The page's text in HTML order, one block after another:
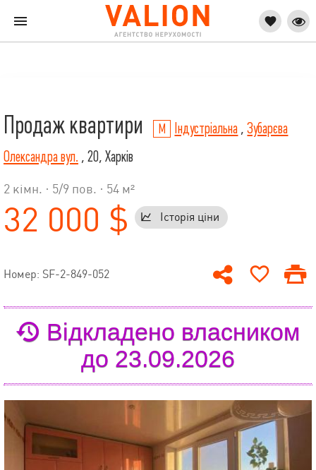
Продаж квартири Індустріальна ,Зубарєва
Олександра вул. , 20, Харків
2 кімн. · 5/9 пов. · 54 м²
32 000 $ Історія ціни
Номер: SF-2-849-052
Відкладено власником
до 23.09.2026